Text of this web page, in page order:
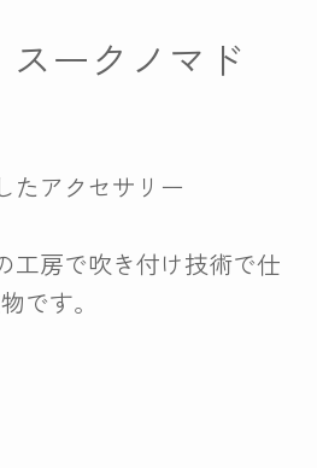
ークノマド
たアクセサリー
工房で吹き付け技術で仕
です。